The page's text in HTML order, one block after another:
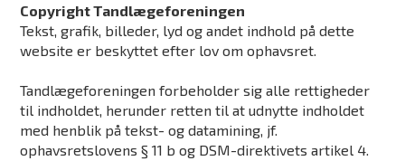
Copyright Tandlægeforeningen
Tekst, grafik, billeder, lyd og andet indhold på dette
website er beskyttet efter lov om ophavsret.
Tandlægeforeningen forbeholder sig alle rettigheder
til indholdet, herunder retten til at udnytte indholdet
med henblik på tekst- og datamining, jf.
ophavsretslovens § 11 b og DSM-direktivets artikel 4.